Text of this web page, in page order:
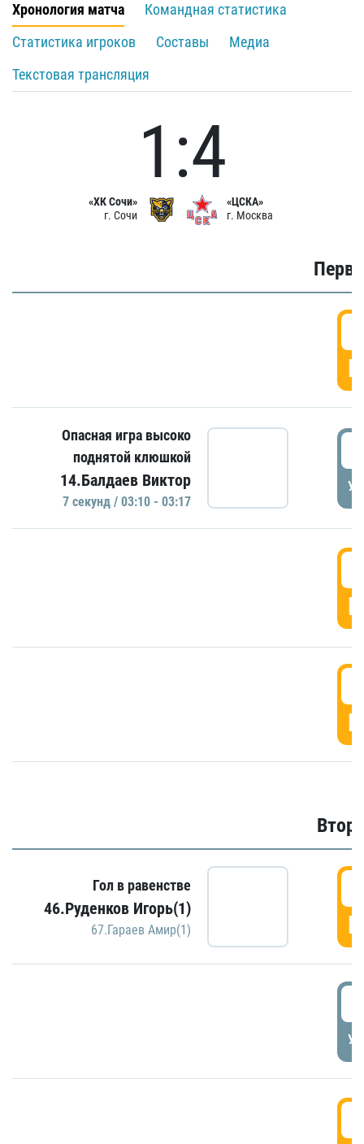
Хронология матча
Командная статистика
Статистика игроков
Составы
Медиа
Текстовая трансляция
«ХК Сочи»
г. Сочи
1:4
«ЦСКА»
г. Москва
Опасная игра высоко
поднятой клюшкой
14.Балдаев Виктор
7 секунд / 03:10 - 03:17
Гол в равенстве
46.Руденков Игорь(1)
67.Гараев Амир(1)